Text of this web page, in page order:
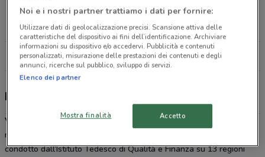
Strada Santa Caterina, 19 Bari
4.7 km
CHIUSO
Tutti i negozi Vodafone
Passa a Vodafone
Vodafone
è una delle principali compagnie di comunicazione
mobile, “quella che prende meglio”, secondo un esperimento
condotto dall’Istituto Tedesco di Qualità e Finanza su 13 regioni
Noi e i nostri partner trattiamo i dati per fornire:
Utilizzare dati di geolocalizzazione precisi. Scansione attiva delle
caratteristiche del dispositivo ai fini dell’identificazione. Archiviare
informazioni su dispositivo e/o accedervi. Pubblicità e contenuti
personalizzati, misurazione delle prestazioni dei contenuti e degli
annunci, ricerche sul pubblico, sviluppo di servizi.
Elenco dei partner
Mostra finalità Accetto